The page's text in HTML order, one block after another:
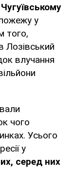
у
того,
Лозівський
влучання
чого
Усього
у
серед них